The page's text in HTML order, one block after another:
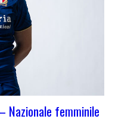
Nazionale femminile